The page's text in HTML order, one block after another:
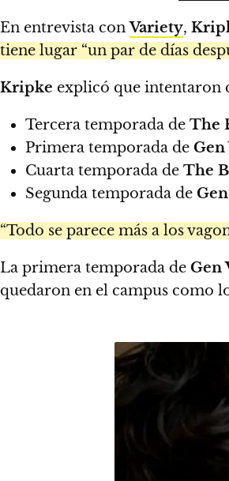
En entrevista conVariety,
tiene lugar “un par de días
Kripke explicó que intentaron
Tercera temporada de The
Primera temporada de Gen
Cuarta temporada de The
Segunda temporada de
“Todo se parece más a los
La primera temporada de Gen
quedaron en el campus como